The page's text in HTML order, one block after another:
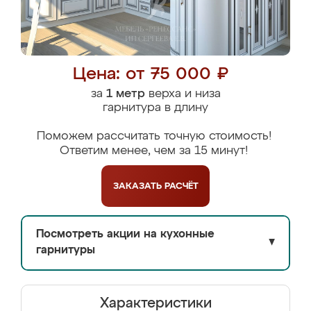
Цена: от 75 000 ₽
за 1 метрверха и низа
гарнитура в длину
Поможем рассчитать точную стоимость!
Ответим менее, чем за 15 минут!
ЗАКАЗАТЬ РАСЧЁТ
Посмотреть акции на кухонные
гарнитуры
▼
Характеристики